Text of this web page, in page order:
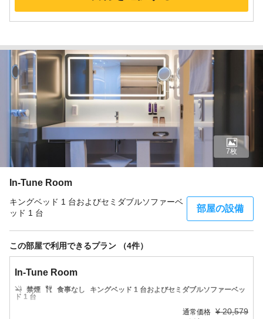
In-Tune Room
キングベッド 1 台およびセミダブルソファーベ
ッド 1 台
部屋の設備
7枚
この部屋で利用できるプラン （4件）
In-Tune Room
禁煙 食事なし
キングベッド 1 台およびセミダブルソファーベッ
ド 1 台
通常価格 ¥ 20,579